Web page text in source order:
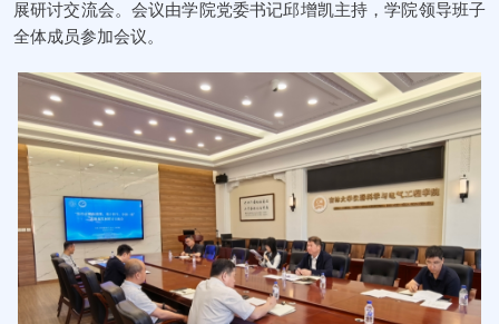
展研讨交流会。会议由学院党委书记邱增凯主持，学院领导班子
全体成员参加会议。